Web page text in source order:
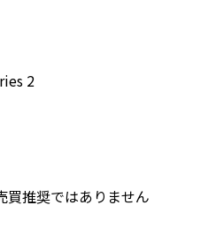
2
推奨ではありません